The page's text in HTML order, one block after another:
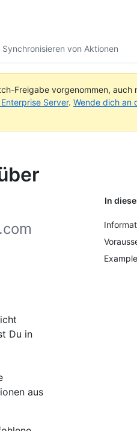
Synchronisieren von Aktionen
Freigabe vorgenommen,
Server. Wende dich an
In
Du in
aus